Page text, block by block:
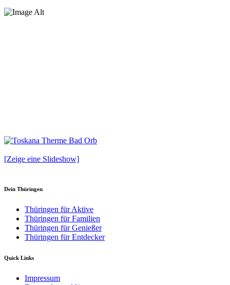
[Zeige eine Slideshow]
Dein Thüringen
Thüringen für Aktive
Thüringen für Familien
Thüringen für Genießer
Thüringen für Entdecker
Quick Links
Impressum